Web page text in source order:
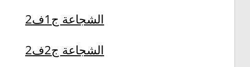
الشجاعة ج1ف2
الشجاعة ج2ف2